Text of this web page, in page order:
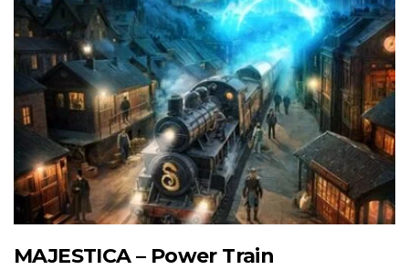
MAJESTICA – Power Train